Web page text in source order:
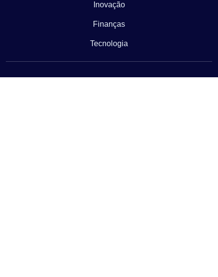
Inovação
Finanças
Tecnologia